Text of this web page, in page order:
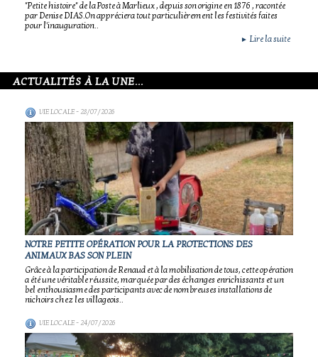
"Petite histoire" de la Poste à Marlieux , depuis son origine en 1876 , racontée
par Denise DIAS.On appréciera tout particulièrement les festivités faites
pour l'inauguration..
► Lire la suite
ACTUALITÉS À LA UNE...
VIE LOCALE- 28/07/2026
NOTRE PETITE OPÉRATION POUR LA PROTECTIONS DES
ANIMAUX BAS SON PLEIN
Grâce à la participation de Renaud et à la mobilisation de tous, cette opération
a été une véritable réussite, marquée par des échanges enrichissants et un
bel enthousiasme des participants avec de nombreuses installations de
nichoirs chez les villageois..
VIE LOCALE- 24/07/2026